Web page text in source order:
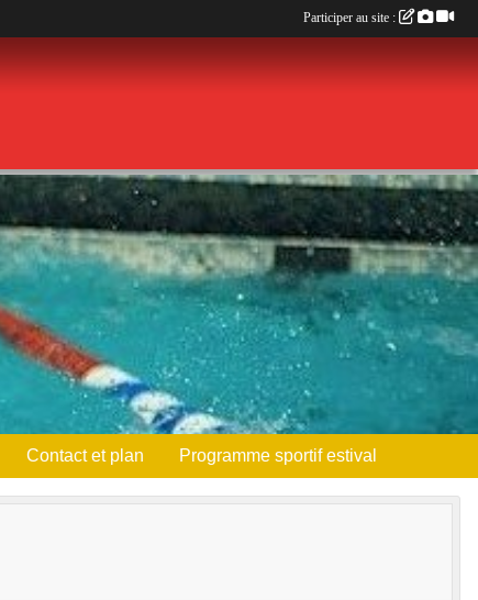
Contact et plan Programme sportif estival
Participer au site :